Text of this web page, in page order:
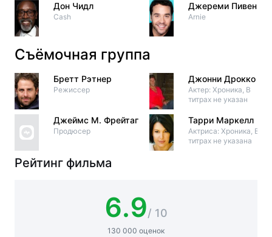
Дон Чидл
Cash
Джереми Пивен
Arnie
Съёмочная группа
Бретт Рэтнер
Режиссер
Джеймс М. Фрейтаг
Продюсер
Джонни Дрокко
Актер: Хроника, В
титрах не указан
Тарри Маркелл
Актриса: Хроника, В
титрах не указана
Рейтинг фильма
6.9/ 10
130 000 оценок